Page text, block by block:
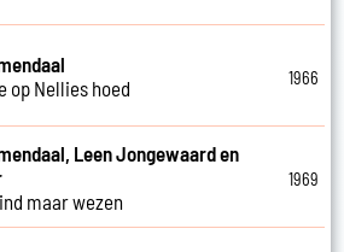
op Nellies hoed
1966
Leen Jongewaard en
maar wezen
1969